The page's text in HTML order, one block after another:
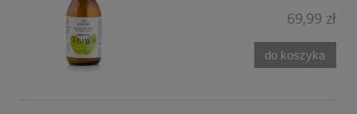
69,99 zł
do koszyka